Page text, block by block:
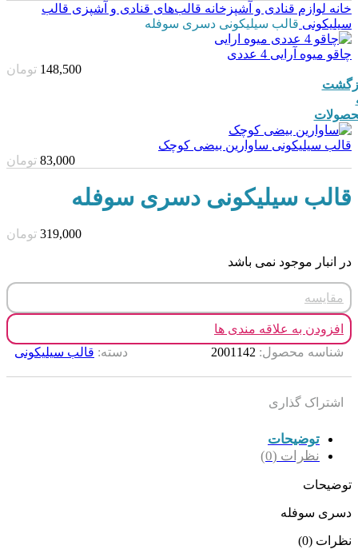
خانه لوازم قنادی و آشپزخانه قالب‌های قنادی و آشپزی قالب
سیلیکونی قالب سیلیکونی دسری سوفله
چاقو میوه آرایی 4 عددی
148,500 تومان
قالب سیلیکونی ساوارین بیضی کوچک
83,000 تومان
قالب سیلیکونی دسری سوفله
319,000 تومان
در انبار موجود نمی باشد
مقایسه
افزودن به علاقه مندی ها
شناسه محصول: 2001142 دسته: قالب سیلیکونی
اشتراک گذاری
توضیحات
نظرات (0)
توضیحات
دسری سوفله
نظرات (0)